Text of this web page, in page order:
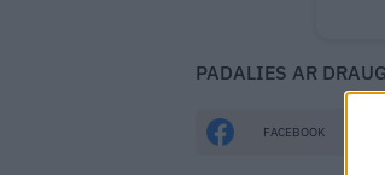
PADALIES AR
FACEBOOK